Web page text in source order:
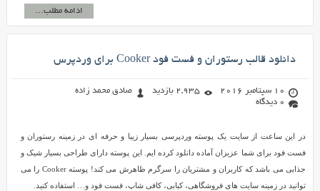
ادامه مطلب...
دانلود قالب رستوران و فست فود Cooker برای وردپرس
10 سپتامبر 2016 2,935 بازدید
صادق محمد زاده
0 دیدگاه
در این ساعت از سایت یک پوسته وردپرسی بسیار زیبا و حرفه ای در زمینه رستوران و
فست فود برای شما عزیزان آماده دانلود کرده ایم. این پوسته دارای طراحی بسیار شیک و
جذابی می باشد که کاربران و مشتریان را سرگرم ظاهرش می کند! پوسته Cooker را می
توانید در زمینه سایت های فروشگاهی، کبابی، کافی شاپ، فست فود و… استفاده کنید.